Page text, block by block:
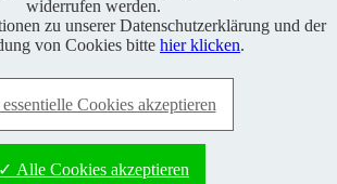
GmbH. Alle Rechte vorbehalten.
Anspruch auf Vollständigkeit sowie
Berichten und Kommentaren.
|RSS-Feed|Presse|
widerrufen werden.
zu unserer Datenschutzerklärung und der
von Cookies bitte hier klicken.
Cookies akzeptieren
✓ Alle Cookies akzeptieren